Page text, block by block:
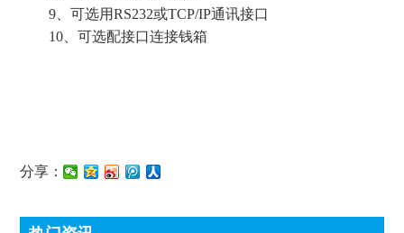
9、可选用RS232或TCP/IP通讯接口
10、可选配接口连接钱箱
分享：